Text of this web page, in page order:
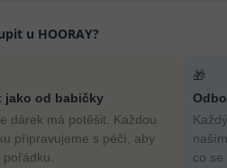
u HOORAY?
jako od babičky
dárek má potěšit. Každou
připravujeme s péčí, aby
pořádku.
🎁
co se